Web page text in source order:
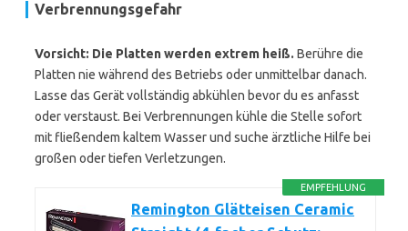
Verbrennungsgefahr
Vorsicht: Die Platten werden extrem heiß. Berühre die
Platten nie während des Betriebs oder unmittelbar danach.
Lasse das Gerät vollständig abkühlen bevor du es anfasst
oder verstaust. Bei Verbrennungen kühle die Stelle sofort
mit fließendem kaltem Wasser und suche ärztliche Hilfe bei
großen oder tiefen Verletzungen.
EMPFEHLUNG
Remington Glätteisen Ceramic